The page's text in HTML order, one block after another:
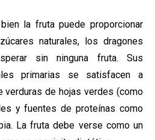
la fruta puede proporcionar
naturales, los dragones
sin ninguna fruta. Sus
primarias se satisfacen a
verduras de hojas verdes (como
y fuentes de proteínas como
La fruta debe verse como un